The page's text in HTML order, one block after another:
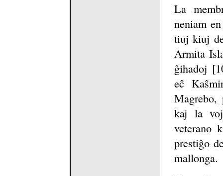
La
neniam
tiuj kiuj
Armita
ĝihadoj
eĉ
kaj la
veterano
prestiĝo
mallonga.